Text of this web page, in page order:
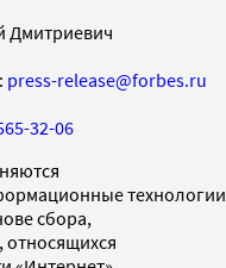
Дмитриевич
press-release@forbes.ru
32-06
технологии
сбора,
относящихся